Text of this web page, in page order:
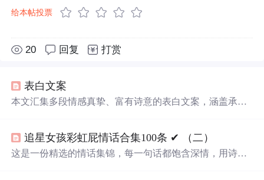
给本帖投票
20 回复 打赏
表白文案
本文汇集多段情感真挚、富有诗意的表白文案，涵盖承
真挚情感与长期承诺，强调信息技术无关的情感传播价
值。
追星女孩彩虹屁情话合集100条 ✔︎ （二）
这是一份精选的情话集锦，每一句话都饱含深情，用诗意